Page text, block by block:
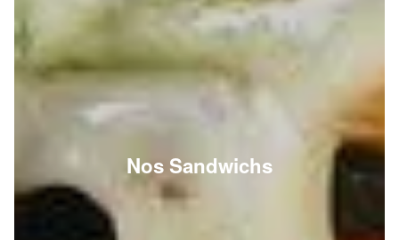
Nos Sandwichs